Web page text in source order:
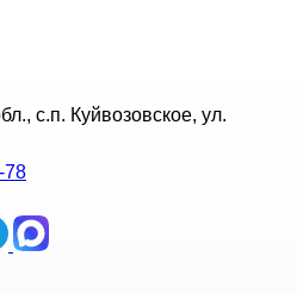
с.п. Куйвозовское, ул.
78